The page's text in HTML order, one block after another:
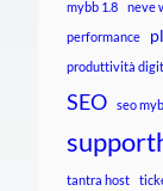
mybb 1.8 neve
performance
produttività
SEO seo
tantra host